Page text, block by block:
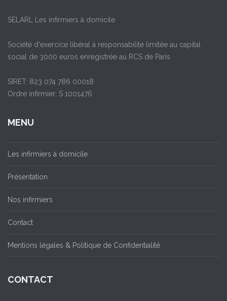
SELARL Les infirmiers à domicile
Société d'exercice libéral à responsabilité limitée au capital
social de 3000 euros enregistrée au RCS de Paris
SIRET: 823 074 786 00018
Ordre infirmier: S 1001476
MENU
Les infirmiers à domicile
Présentation
Nos infirmiers
Contact
Mentions légales & Politique de Confidentialité
CONTACT